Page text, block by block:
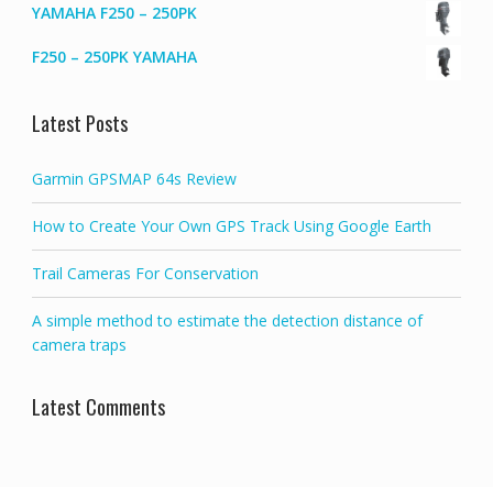
YAMAHA F250 – 250PK
F250 – 250PK YAMAHA
Latest Posts
Garmin GPSMAP 64s Review
How to Create Your Own GPS Track Using Google Earth
Trail Cameras For Conservation
A simple method to estimate the detection distance of
camera traps
Latest Comments